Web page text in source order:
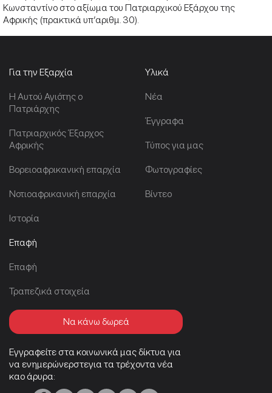
Κωνσταντίνο στο αξίωμα του Πατριαρχικού Εξάρχου της
Αφρικής (πρακτικά υπ’αριθμ. 30).
Για την Εξαρχία
Η Αυτού Αγιότης ο
Πατριάρχης
Πατριαρχικός Έξαρχος
Αφρικής
Βορειοαφρικανική επαρχία
Νοτιοαφρικανική επαρχία
Ιστορία
Υλικά
Νέα
Έγγραφα
Τύπος για μας
Φωτογραφίες
Βίντεο
Επαφή
Επαφή
Τραπεζικά στοιχεία
Να κάνω δωρεά
Εγγραφείτε στα κοινωνικά μας δίκτυα για
να ενημερώνερστεγια τα τρέχοντα νέα
καο άρυρα: